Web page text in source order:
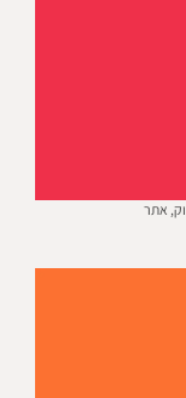
אתר